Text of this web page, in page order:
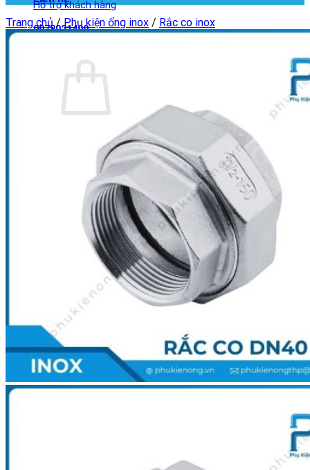
Hỗ trợ khách hàng
0978021499
Chưa có sản phẩm trong giỏ hàng.
Quay trở lại cửa hàng
Trang chủ / Phụ kiện ống inox / Rắc co inox